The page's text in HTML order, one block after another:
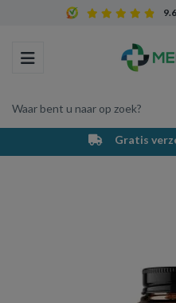
Toggle navigation
Waar bent u naar op zoek?
Winkelwagen
Gratis